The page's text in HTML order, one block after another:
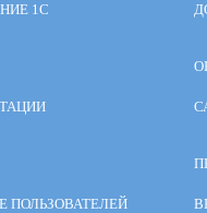
1С
ПОЛЬЗОВАТЕЛЕЙ